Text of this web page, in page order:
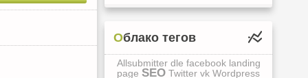
Облако тегов
Allsubmitter dle facebook landing
page SEO Twitter vk Wordpress